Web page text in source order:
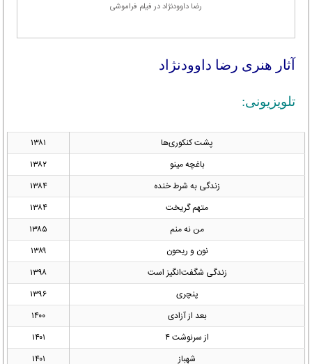
رضا داوودنژاد در فیلم فراموشی
آثار هنری رضا داوودنژاد
تلویزیونی:
پشت کنکوری‌ها
۱۳۸۱
باغچه مینو
۱۳۸۲
زندگی به شرط خنده
۱۳۸۴
متهم گریخت
۱۳۸۴
من نه منم
۱۳۸۵
نون و ریحون
۱۳۸۹
زندگی شگفت‌انگیز است
۱۳۹۸
پنچری
۱۳۹۶
بعد از آزادی
۱۴۰۰
از سرنوشت ۴
۱۴۰۱
شهباز
۱۴۰۱